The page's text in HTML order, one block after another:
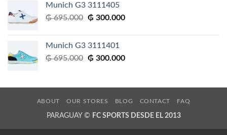
era:
₲ 695.000.₲ 300.000.
Munich G3 3111405
₲695.000 El
era:
₲ 695.000.
₲ 300.000El
₲ 300.000.
Munich G3 3111401
₲695.000 El
era:
₲ 695.000.
₲ 300.000El
es:
₲ 300.000.
ABOUT OUR STORES BLOG CONTACT FAQ
PARAGUAY © FC SPORTS DESDE EL 2013